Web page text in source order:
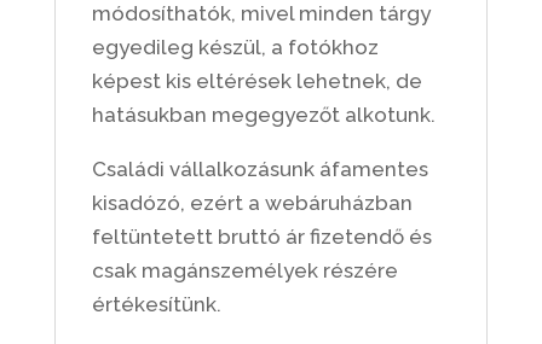
módosíthatók, mivel minden tárgy
egyedileg készül, a fotókhoz
képest kis eltérések lehetnek, de
hatásukban megegyezőt alkotunk.
Családi vállalkozásunk áfamentes
kisadózó, ezért a webáruházban
feltüntetett bruttó ár fizetendő és
csak magánszemélyek részére
értékesítünk.